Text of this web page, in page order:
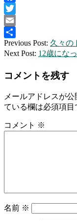
Facebook
Twitter
Email
共
有
2026-
06-
Previous Post: 久々の
Next Post: 12歳にな
コメントを残す
メールアドレスが公
ている欄は必須項目
コメント ※
名前 ※